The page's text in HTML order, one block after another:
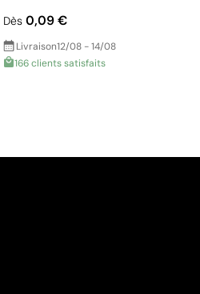
Dès0,09 €
Livraison12/08 - 14/08
166 clients satisfaits